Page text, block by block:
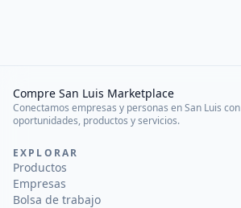
Compre San Luis Marketplace
Conectamos empresas y personas en San Luis con
oportunidades, productos y servicios.
EXPLORAR
Productos
Empresas
Bolsa de trabajo